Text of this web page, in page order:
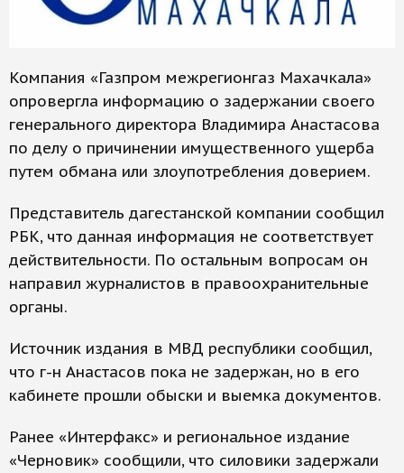
Компания «Газпром межрегионгаз Махачкала»
опровергла информацию о задержании своего
генерального директора Владимира Анастасова
по делу о причинении имущественного ущерба
путем обмана или злоупотребления доверием.
Представитель дагестанской компании сообщил
РБК, что данная информация не соответствует
действительности. По остальным вопросам он
направил журналистов в правоохранительные
органы.
Источник издания в МВД республики сообщил,
что г-н Анастасов пока не задержан, но в его
кабинете прошли обыски и выемка документов.
Ранее «Интерфакс» и региональное издание
«Черновик» сообщили, что силовики задержали